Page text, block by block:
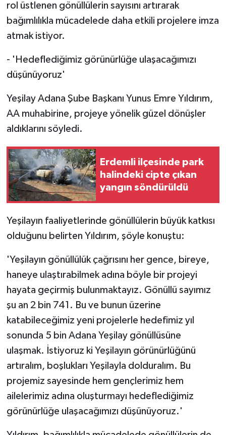
rol üstlenen gönüllülerin sayısını artırarak
bağımlılıkla mücadelede daha etkili projelere imza
atmak istiyor.
- 'Hedeflediğimiz görünürlüğe ulaşacağımızı
düşünüyoruz'
Yeşilay Adana Şube Başkanı Yunus Emre Yıldırım,
AA muhabirine, projeye yönelik güzel dönüşler
aldıklarını söyledi.
Erdemli ilçesinde park
halindeki cipte çıkan
yangın söndürüldü
Yeşilayın faaliyetlerinde gönüllülerin büyük katkısı
olduğunu belirten Yıldırım, şöyle konuştu:
'Yeşilayın gönüllülük çağrısını her gence, bireye,
haneye ulaştırabilmek adına böyle bir projeyi
hayata geçirmiş bulunmaktayız. Gönüllü sayımız
şu an 2 bin 741. Bu ve bunun üzerine
katabileceğimiz yeni projelerle hedefimiz yıl
sonunda 5 bin Adana Yeşilay gönüllüsüne
ulaşmak. İstiyoruz ki Yeşilayın görünürlüğünü
artıralım, boşlukları Yeşilayla dolduralım. Bu
projemiz sayesinde hem gençlerimiz hem
ailelerimiz adına oluşturmayı hedeflediğimiz
görünürlüğe ulaşacağımızı düşünüyoruz.'